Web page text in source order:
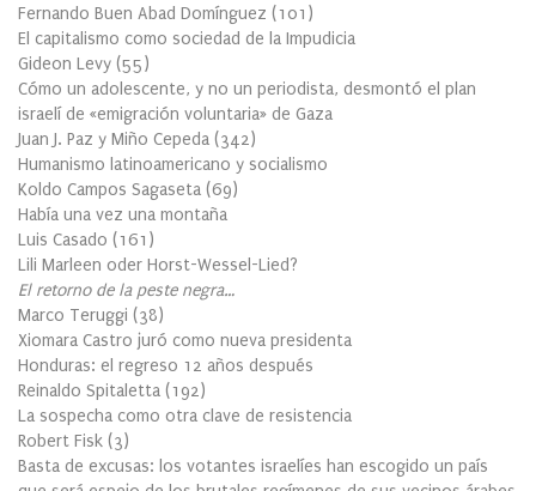
Fernando Buen Abad Domínguez (101 )
El capitalismo como sociedad de la Impudicia
Gideon Levy (55)
Cómo un adolescente, y no un periodista, desmontó el plan
israelí de «emigración voluntaria» de Gaza
Juan J. Paz y Miño Cepeda (342)
Humanismo latinoamericano y socialismo
Koldo Campos Sagaseta (69)
Había una vez una montaña
Luis Casado (161 )
Lili Marleen oder Horst-Wessel-Lied?
El retorno de la peste negra…
Marco Teruggi (38)
Xiomara Castro juró como nueva presidenta
Honduras: el regreso 12 años después
Reinaldo Spitaletta (192)
La sospecha como otra clave de resistencia
Robert Fisk (3)
Basta de excusas: los votantes israelíes han escogido un país